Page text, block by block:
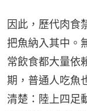
因此，歷代肉食
把魚納入其中。
常飲食都大量依
期，普通人吃魚
清楚：陸上四足